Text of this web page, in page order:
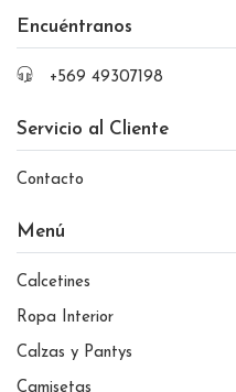
Encuéntranos
+569 49307198
Servicio al Cliente
Contacto
Menú
Calcetines
Ropa Interior
Calzas y Pantys
Camisetas